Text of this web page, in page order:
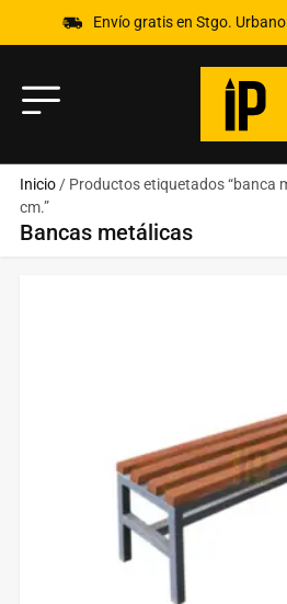
Envío gratis en Stgo.
Inicio/ Productos etiquetados “banca
cm.”
Bancas metálicas